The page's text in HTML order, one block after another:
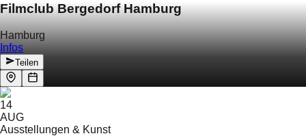
Filmclub Bergedorf Hamburg
Hamburg
Infos
Teilen
14
AUG
Ausstellungen & Kunst